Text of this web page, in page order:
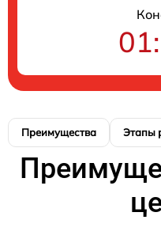
Преимущества Этапы